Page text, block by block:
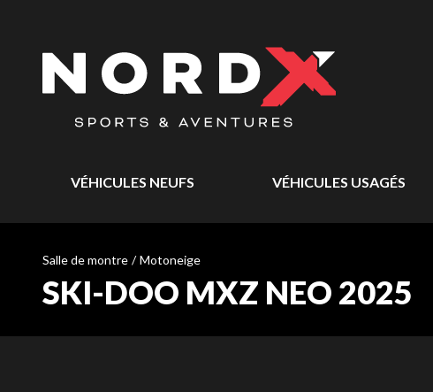
VÉHICULES NEUFS VÉHICULES USAGÉS
Salle de montre / Motoneige
SKI-DOO MXZ NEO 2025